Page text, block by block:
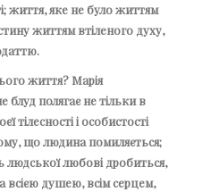
життя, яке не було життям
життям втіленого духу,
життя? Марія
полягає не тільки в
тілесності і особистості
що людина помиляється;
людської любові дробиться,
всією душею, всім серцем,